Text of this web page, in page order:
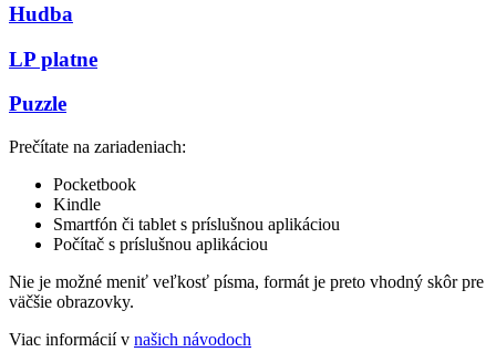
Hudba
LP platne
Puzzle
Prečítate na zariadeniach:
Pocketbook
Kindle
Smartfón či tablet s príslušnou aplikáciou
Počítač s príslušnou aplikáciou
Nie je možné meniť veľkosť písma, formát je preto vhodný skôr pre
väčšie obrazovky.
Viac informácií v našich návodoch